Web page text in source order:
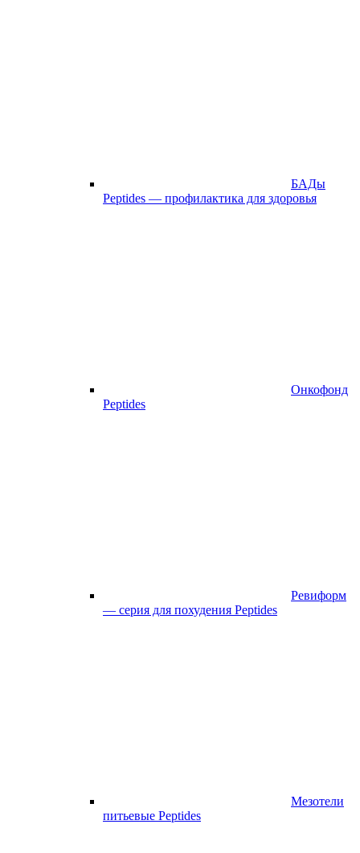
БАДы
Peptides — профилактика для здоровья
Онкофонд
Peptides
Ревиформ
— серия для похудения Peptides
Мезотели
питьевые Peptides